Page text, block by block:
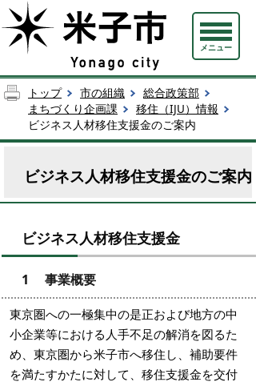
メニュー
トップ 市の組織
総合政策部
まちづくり企画課
移住（IJU）情報
ビジネス人材移住支援金のご案内
ビジネス人材移住支援金のご案内
ビジネス人材移住支援金
1 事業概要
東京圏への一極集中の是正および地方の中
小企業等における人手不足の解消を図るた
め、東京圏から米子市へ移住し、補助要件
を満たすかたに対して、移住支援金を交付